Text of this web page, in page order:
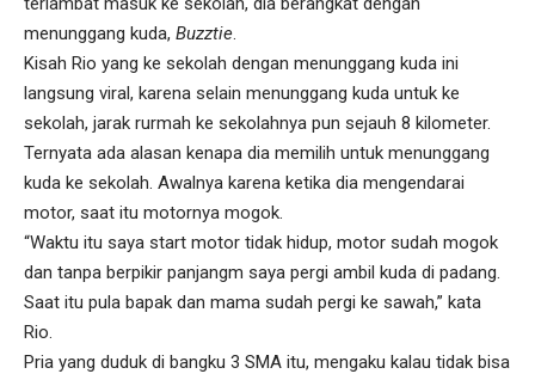
menunggang kuda, Buzztie.
Kisah Rio yang ke sekolah dengan menunggang kuda ini
langsung viral, karena selain menunggang kuda untuk ke
sekolah, jarak rurmah ke sekolahnya pun sejauh 8 kilometer.
Ternyata ada alasan kenapa dia memilih untuk menunggang
kuda ke sekolah. Awalnya karena ketika dia mengendarai
motor, saat itu motornya mogok.
“Waktu itu saya start motor tidak hidup, motor sudah mogok
dan tanpa berpikir panjangm saya pergi ambil kuda di padang.
Saat itu pula bapak dan mama sudah pergi ke sawah,” kata
Rio.
Pria yang duduk di bangku 3 SMA itu, mengaku kalau tidak bisa